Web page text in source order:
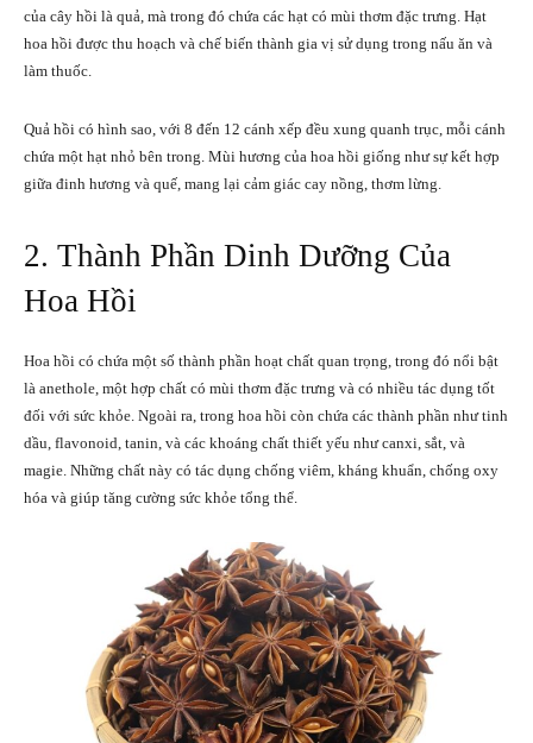
của cây hồi là quả, mà trong đó chứa các hạt có mùi thơm đặc trưng. Hạt
hoa hồi được thu hoạch và chế biến thành gia vị sử dụng trong nấu ăn và
làm thuốc.
Quả hồi có hình sao, với 8 đến 12 cánh xếp đều xung quanh trục, mỗi cánh
chứa một hạt nhỏ bên trong. Mùi hương của hoa hồi giống như sự kết hợp
giữa đinh hương và quế, mang lại cảm giác cay nồng, thơm lừng.
2. Thành Phần Dinh Dưỡng Của
Hoa Hồi
Hoa hồi có chứa một số thành phần hoạt chất quan trọng, trong đó nổi bật
là anethole, một hợp chất có mùi thơm đặc trưng và có nhiều tác dụng tốt
đối với sức khỏe. Ngoài ra, trong hoa hồi còn chứa các thành phần như tinh
dầu, flavonoid, tanin, và các khoáng chất thiết yếu như canxi, sắt, và
magie. Những chất này có tác dụng chống viêm, kháng khuẩn, chống oxy
hóa và giúp tăng cường sức khỏe tổng thể.